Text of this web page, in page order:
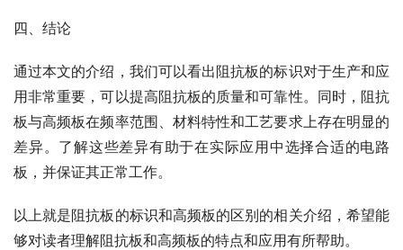
四、结论
通过本文的介绍，我们可以看出阻抗板的标识对于生产和应
用非常重要，可以提高阻抗板的质量和可靠性。同时，阻抗
板与高频板在频率范围、材料特性和工艺要求上存在明显的
差异。了解这些差异有助于在实际应用中选择合适的电路
板，并保证其正常工作。
以上就是阻抗板的标识和高频板的区别的相关介绍，希望能
够对读者理解阻抗板和高频板的特点和应用有所帮助。